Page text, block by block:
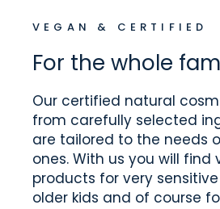
VEGAN & CERTIFIED
For the whole
Our certified natural
from carefully selected
are tailored to the needs
ones. With us you will find
products for very sensitive
older kids and of course